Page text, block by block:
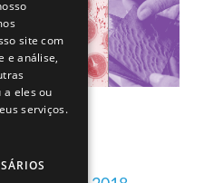
site com
e análise,
a eles ou
serviços.